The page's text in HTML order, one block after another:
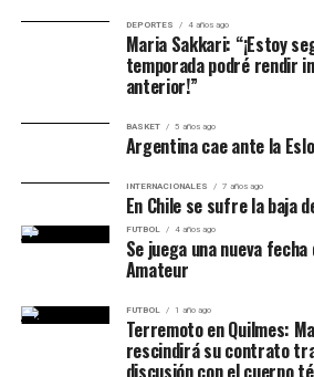
DEPORTES 4 años ago
Maria Sakkari: “¡Estoy
temporada podré rendir
anterior!”
BASKET 5 años ago
Argentina cae ante la
INTERNACIONALES 7 años ago
En Chile se sufre la baja
FUTBOL 4 años ago
Se juega una nueva
Amateur
FUTBOL 1 año ago
Terremoto en Quilmes:
rescindirá su contrato